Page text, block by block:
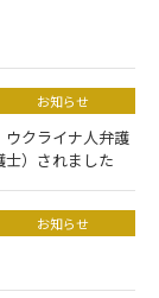
お知らせ
ウクライナ人弁護
）されました
お知らせ